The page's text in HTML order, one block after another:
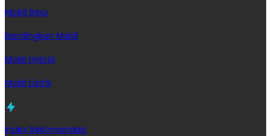
Mobil Baru
Bandingkan Mobil
Mobil Hybrid
Mobil Listrik
Index Rekomendasi